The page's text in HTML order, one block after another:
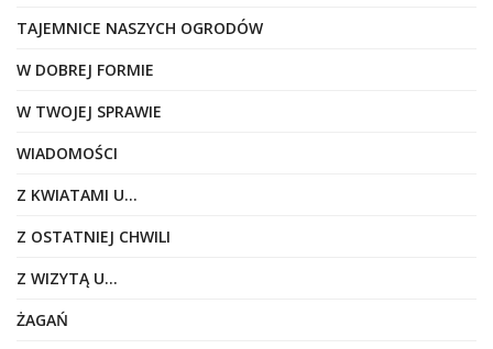
TAJEMNICE NASZYCH OGRODÓW
W DOBREJ FORMIE
W TWOJEJ SPRAWIE
WIADOMOŚCI
Z KWIATAMI U…
Z OSTATNIEJ CHWILI
Z WIZYTĄ U…
ŻAGAŃ